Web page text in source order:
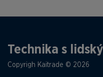
Technika s
Copyrigh Kaitrade © 2026